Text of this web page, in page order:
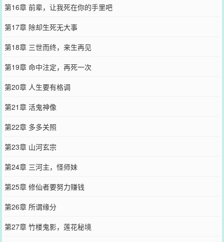
第16章 前辈，让我死在你的手里吧
第17章 除却生死无大事
第18章 三世而终，来生再见
第19章 命中注定，再死一次
第20章 人生要有格调
第21章 活鬼神像
第22章 多多关照
第23章 山河玄宗
第24章 三河主，怪师妹
第25章 修仙者要努力赚钱
第26章 所谓缘分
第27章 竹楼鬼影，莲花秘境